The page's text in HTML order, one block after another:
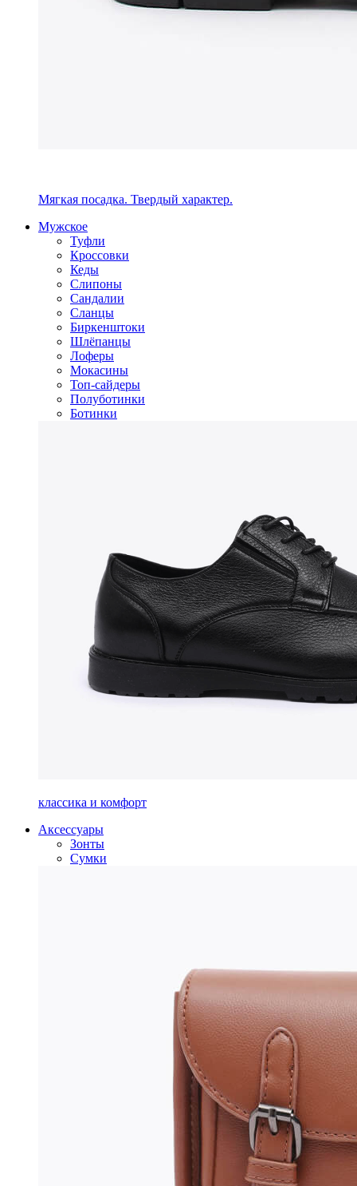
Мягкая посадка. Твердый характер.
Мужское
Туфли
Кроссовки
Кеды
Слипоны
Сандалии
Сланцы
Биркенштоки
Шлёпанцы
Лоферы
Мокасины
Топ-сайдеры
Полуботинки
Ботинки
классика и комфорт
Аксессуары
Зонты
Сумки